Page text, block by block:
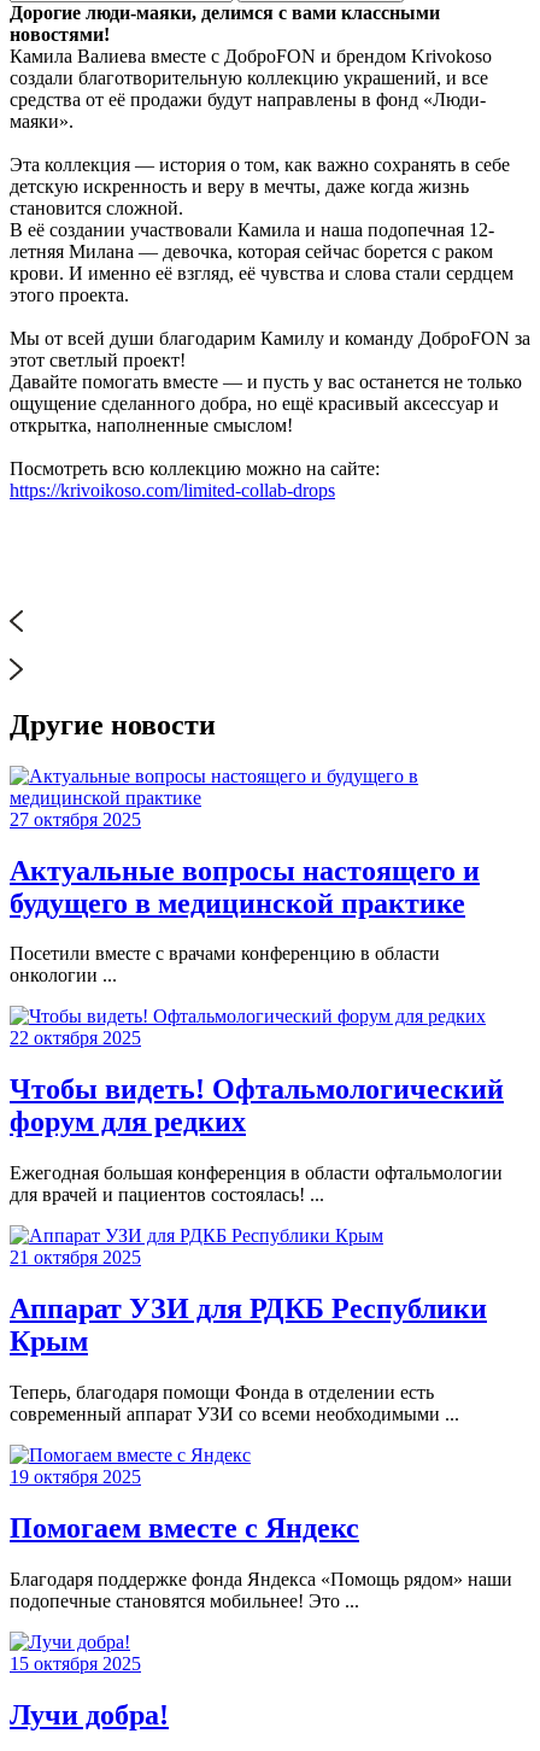
Дорогие люди-маяки, делимся с вами классными
новостями!
Камила Валиева вместе с ДоброFON и брендом Krivokoso
создали благотворительную коллекцию украшений, и все
средства от её продажи будут направлены в фонд «Люди-
маяки».
Эта коллекция — история о том, как важно сохранять в себе
детскую искренность и веру в мечты, даже когда жизнь
становится сложной.
В её создании участвовали Камила и наша подопечная 12-
летняя Милана — девочка, которая сейчас борется с раком
крови. И именно её взгляд, её чувства и слова стали сердцем
этого проекта.
Мы от всей души благодарим Камилу и команду ДоброFON за
этот светлый проект!
Давайте помогать вместе — и пусть у вас останется не только
ощущение сделанного добра, но ещё красивый аксессуар и
открытка, наполненные смыслом!
Посмотреть всю коллекцию можно на сайте:
https://krivoikoso.com/limited-collab-drops
Другие новости
27 октября 2025
Актуальные вопросы настоящего и
будущего в медицинской практике
Посетили вместе с врачами конференцию в области
онкологии ...
22 октября 2025
Чтобы видеть! Офтальмологический
форум для редких
Ежегодная большая конференция в области офтальмологии
для врачей и пациентов состоялась! ...
21 октября 2025
Аппарат УЗИ для РДКБ Республики
Крым
Теперь, благодаря помощи Фонда в отделении есть
современный аппарат УЗИ со всеми необходимыми ...
19 октября 2025
Помогаем вместе с Яндекс
Благодаря поддержке фонда Яндекса «Помощь рядом» наши
подопечные становятся мобильнее! Это ...
15 октября 2025
Лучи добра!